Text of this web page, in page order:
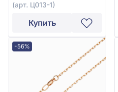
(арт. Ц013-1)
Купить
-56%